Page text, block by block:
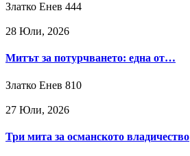
Златко Енев 444
28 Юли, 2026
Митът за потурчването: една от…
Златко Енев 810
27 Юли, 2026
Три мита за османското владичество